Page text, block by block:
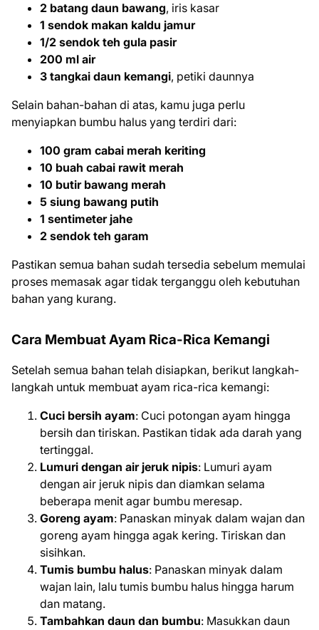
2 batang daun bawang, iris kasar
1 sendok makan kaldu jamur
1/2 sendok teh gula pasir
200 ml air
3 tangkai daun kemangi, petiki daunnya
Selain bahan-bahan di atas, kamu juga perlu
menyiapkan bumbu halus yang terdiri dari:
100 gram cabai merah keriting
10 buah cabai rawit merah
10 butir bawang merah
5 siung bawang putih
1 sentimeter jahe
2 sendok teh garam
Pastikan semua bahan sudah tersedia sebelum memulai
proses memasak agar tidak terganggu oleh kebutuhan
bahan yang kurang.
Cara Membuat Ayam Rica-Rica Kemangi
Setelah semua bahan telah disiapkan, berikut langkah-
langkah untuk membuat ayam rica-rica kemangi:
Cuci bersih ayam: Cuci potongan ayam hingga
bersih dan tiriskan. Pastikan tidak ada darah yang
tertinggal.
Lumuri dengan air jeruk nipis: Lumuri ayam
dengan air jeruk nipis dan diamkan selama
beberapa menit agar bumbu meresap.
Goreng ayam: Panaskan minyak dalam wajan dan
goreng ayam hingga agak kering. Tiriskan dan
sisihkan.
Tumis bumbu halus: Panaskan minyak dalam
wajan lain, lalu tumis bumbu halus hingga harum
dan matang.
Tambahkan daun dan bumbu: Masukkan daun